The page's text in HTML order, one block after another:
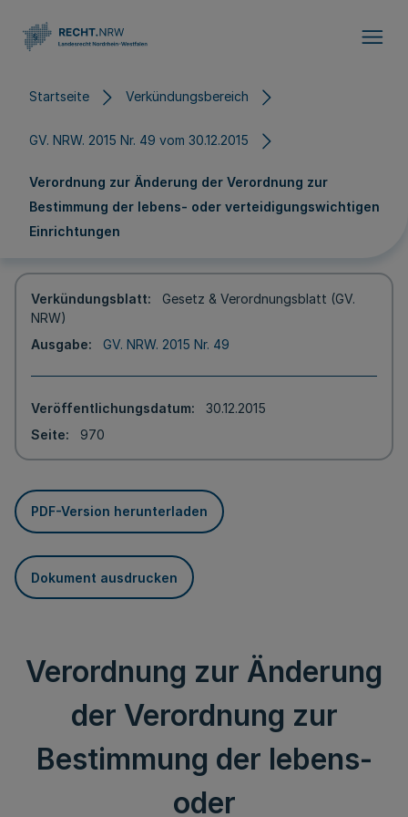
Startseite Verkündungsbereich
GV. NRW. 2015 Nr. 49 vom 30.12.2015
Verordnung zur Änderung der Verordnung zur
Bestimmung der lebens- oder verteidigungswichtigen
Einrichtungen
Verkündungsblatt
Gesetz & Verordnungsblatt (GV.
NRW)
Ausgabe
GV. NRW. 2015 Nr. 49
Veröffentlichungsdatum
30.12.2015
Seite
970
PDF-Version herunterladen
Dokument ausdrucken
Verordnung zur Änderung
der Verordnung zur
Bestimmung der lebens-
oder